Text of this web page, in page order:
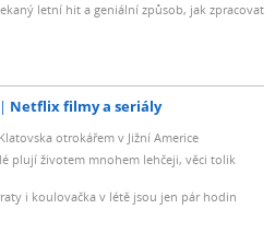
letní hit a geniální způsob, jak zpracovat
Netflix filmy a seriály
otrokářem v Jižní Americe
plují životem mnohem lehčeji, věci tolik
i koulovačka v létě jsou jen pár hodin